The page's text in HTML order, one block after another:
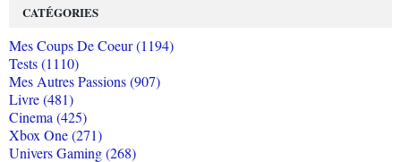
CATÉGORIES
Mes Coups De Coeur (1194)
Tests (1110)
Mes Autres Passions (907)
Livre (481)
Cinema (425)
Xbox One (271)
Univers Gaming (268)